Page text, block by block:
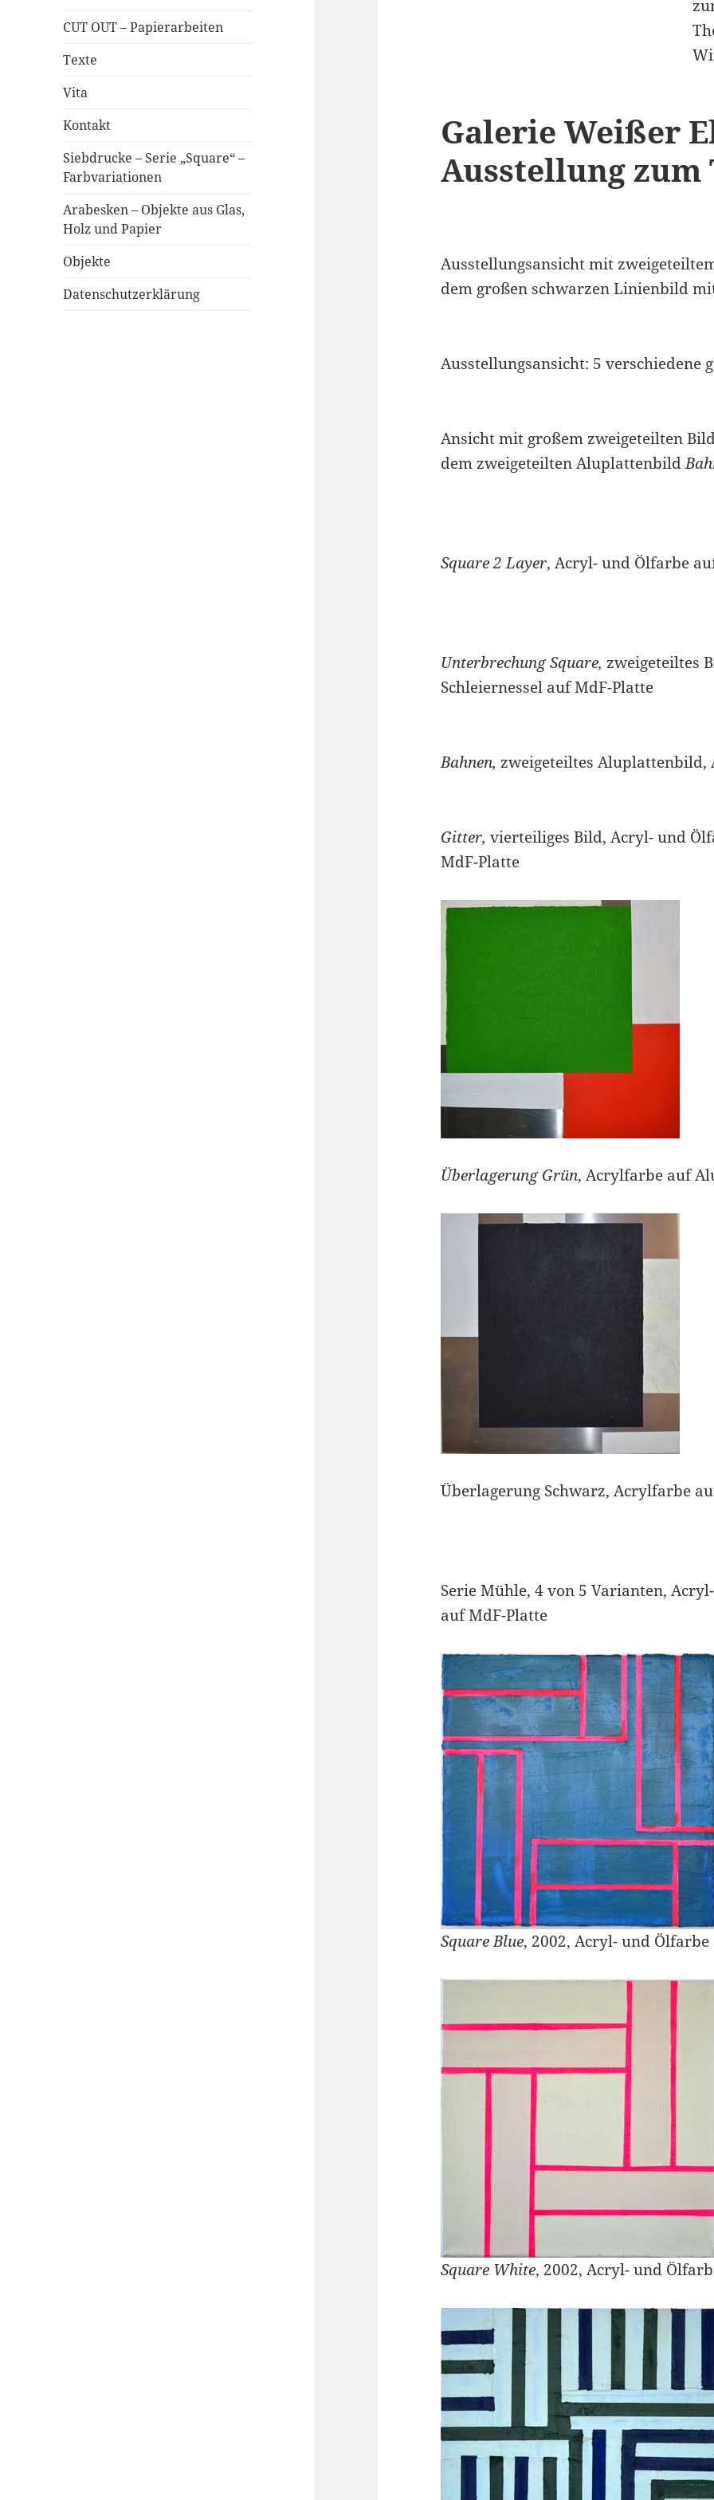
CUT OUT – Papierarbeiten
Texte
Vita
Kontakt
Siebdrucke – Serie „Square“ –
Farbvariationen
Arabesken – Objekte aus Glas,
Holz und Papier
Objekte
Datenschutzerklärung
Galerie Weißer
Ausstellung
Ausstellungsansicht mit
dem großen schwarzen Linienbild
Ausstellungsansicht: 5 verschiedene
Ansicht mit großem zweigeteilten
dem zweigeteilten Aluplattenbild
Square 2 Layer, Acryl- und Ölfarbe
Unterbrechung Square,zweigeteiltes
Schleiernessel auf MdF-Platte
Bahnen,zweigeteiltes
Gitter,vierteiliges Bild, Acryl- und
MdF-Platte
Überlagerung Grün, Acrylfarbe auf
Überlagerung Schwarz, Acrylfarbe
Serie Mühle, 4 von 5 Varianten,
auf MdF-Platte
Square Blue, 2002, Acryl- und
Square White, 2002, Acryl- und